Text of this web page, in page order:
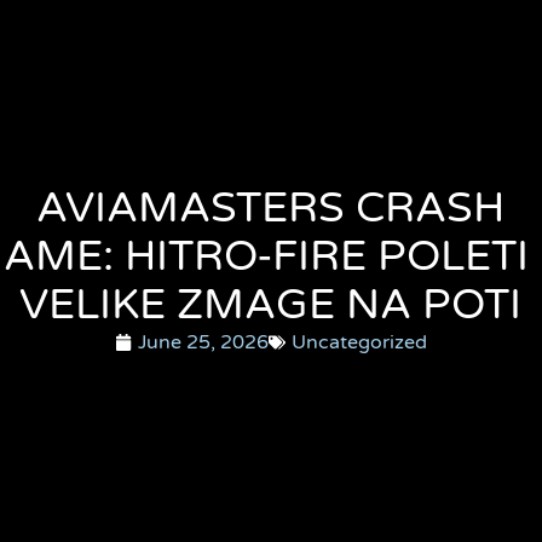
AVIAMASTERS CRASH
HITRO‑FIRE POLETI
VELIKE ZMAGE NA POTI
June 25, 2026 Uncategorized